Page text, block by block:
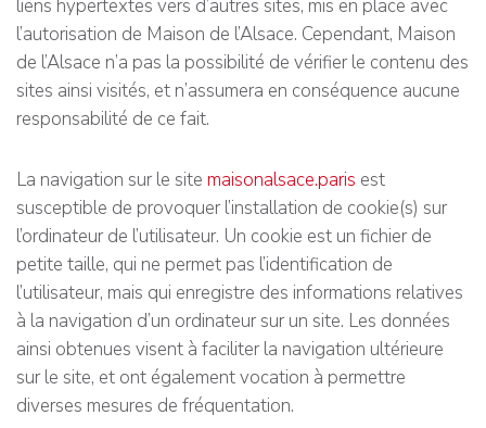
liens hypertextes vers d’autres sites, mis en place avec
l’autorisation de Maison de l’Alsace. Cependant, Maison
de l’Alsace n’a pas la possibilité de vérifier le contenu des
sites ainsi visités, et n’assumera en conséquence aucune
responsabilité de ce fait.
La navigation sur le site maisonalsace.paris est
susceptible de provoquer l’installation de cookie(s) sur
l’ordinateur de l’utilisateur. Un cookie est un fichier de
petite taille, qui ne permet pas l’identification de
l’utilisateur, mais qui enregistre des informations relatives
à la navigation d’un ordinateur sur un site. Les données
ainsi obtenues visent à faciliter la navigation ultérieure
sur le site, et ont également vocation à permettre
diverses mesures de fréquentation.